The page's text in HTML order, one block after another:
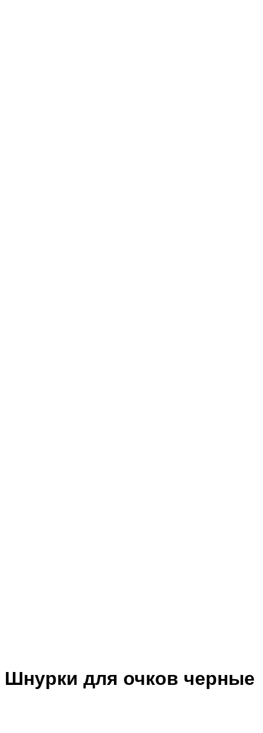
Шнурки для очков черные